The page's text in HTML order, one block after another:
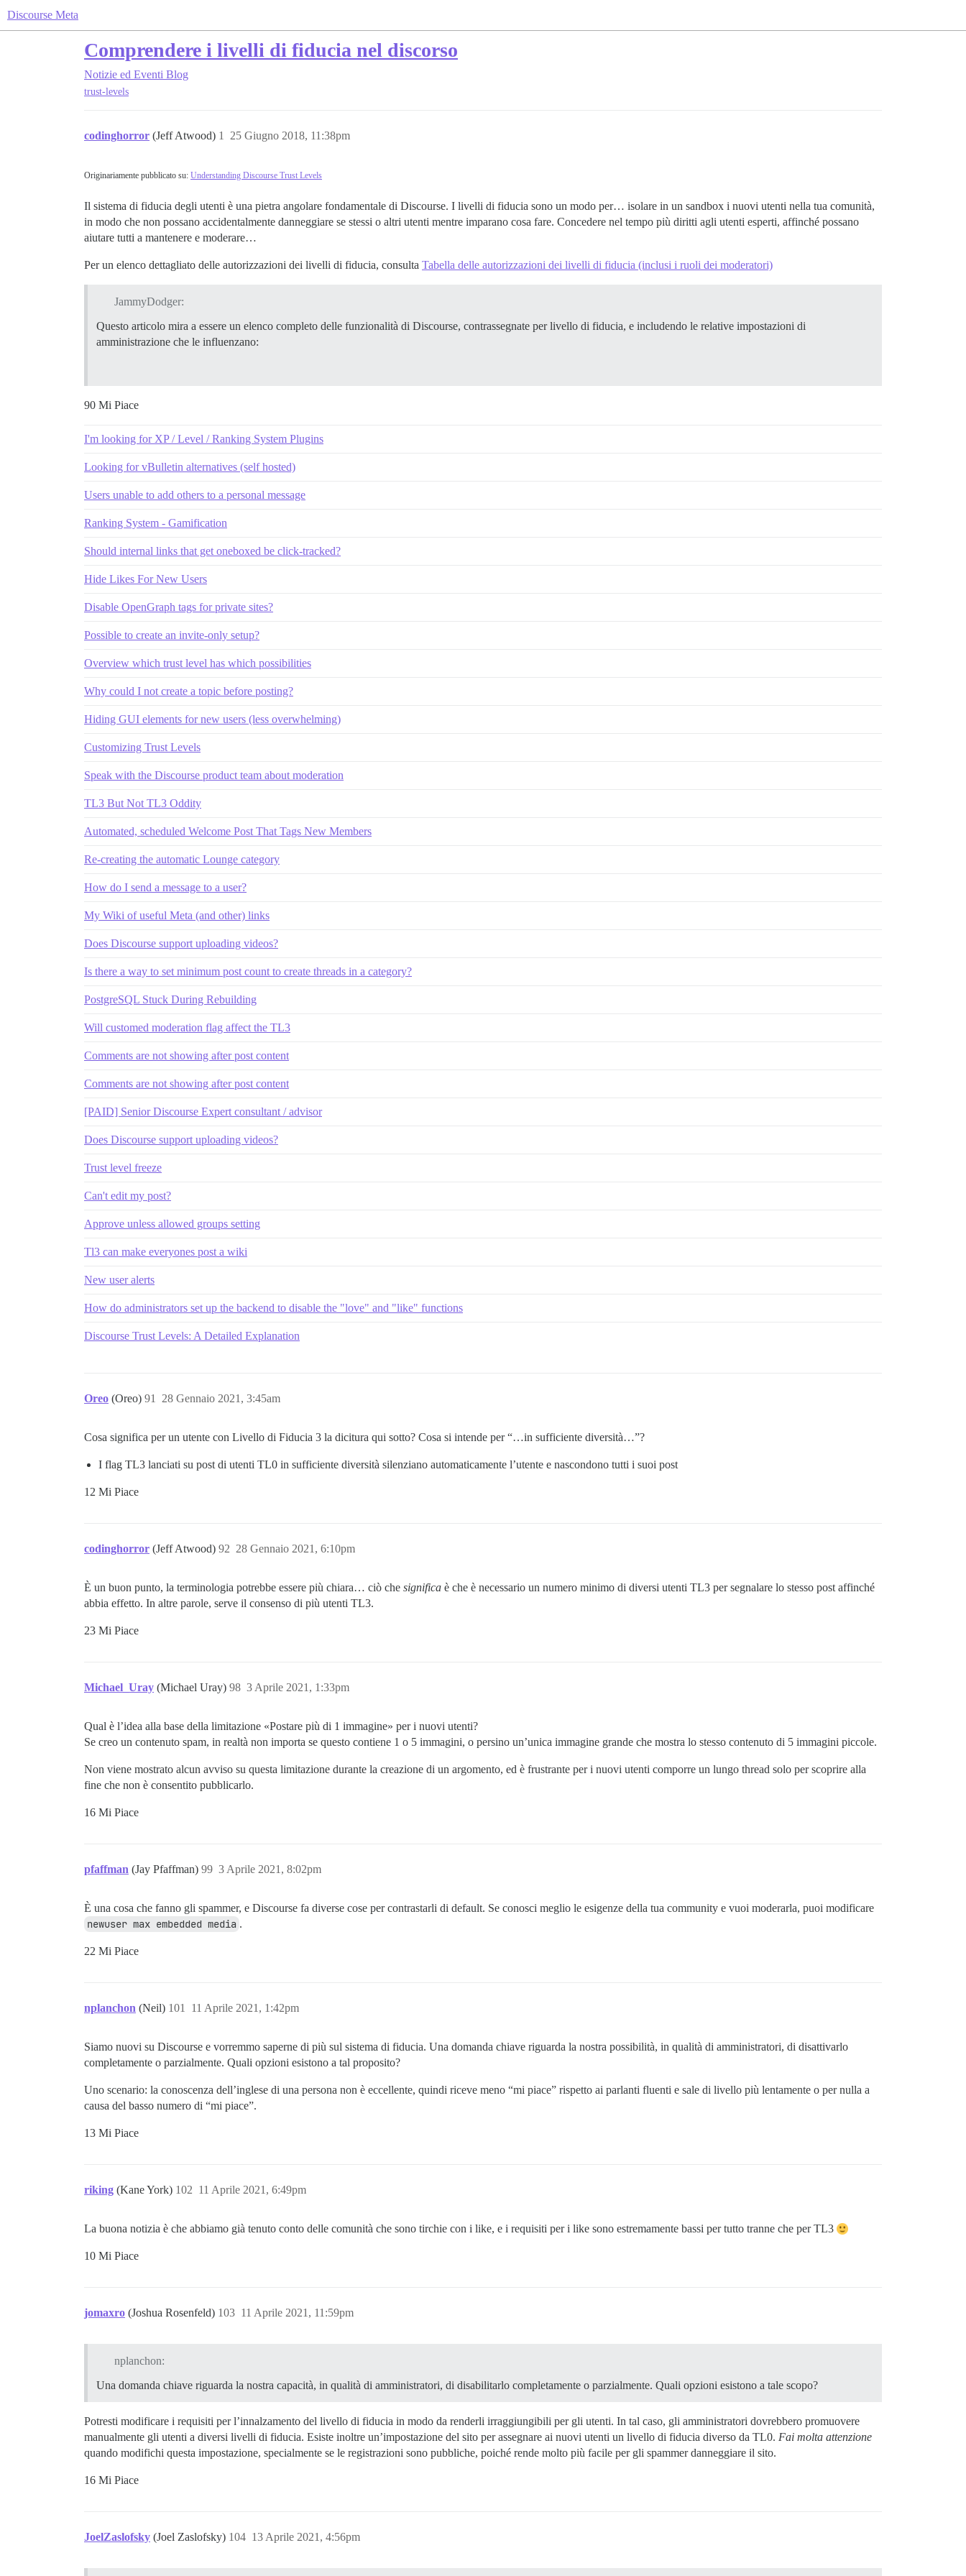
Discourse Meta
Comprendere i livelli di fiducia nel discorso
Notizie ed Eventi Blog
trust-levels
codinghorror (Jeff Atwood) 25 Giugno 2018, 11:38pm
1
Originariamente pubblicato su: Understanding Discourse Trust Levels
Il sistema di fiducia degli utenti è una pietra angolare fondamentale di Discourse. I livelli di fiducia sono un modo per… isolare in un sandbox i nuovi utenti nella tua comunità,
in modo che non possano accidentalmente danneggiare se stessi o altri utenti mentre imparano cosa fare. Concedere nel tempo più diritti agli utenti esperti, affinché possano
aiutare tutti a mantenere e moderare…
Per un elenco dettagliato delle autorizzazioni dei livelli di fiducia, consulta Tabella delle autorizzazioni dei livelli di fiducia (inclusi i ruoli dei moderatori)
JammyDodger:
Questo articolo mira a essere un elenco completo delle funzionalità di Discourse, contrassegnate per livello di fiducia, e includendo le relative impostazioni di
amministrazione che le influenzano:
90 Mi Piace
I'm looking for XP / Level / Ranking System Plugins
Looking for vBulletin alternatives (self hosted)
Users unable to add others to a personal message
Ranking System - Gamification
Should internal links that get oneboxed be click-tracked?
Hide Likes For New Users
Disable OpenGraph tags for private sites?
Possible to create an invite-only setup?
Overview which trust level has which possibilities
Why could I not create a topic before posting?
Hiding GUI elements for new users (less overwhelming)
Customizing Trust Levels
Speak with the Discourse product team about moderation
TL3 But Not TL3 Oddity
Automated, scheduled Welcome Post That Tags New Members
Re-creating the automatic Lounge category
How do I send a message to a user?
My Wiki of useful Meta (and other) links
Does Discourse support uploading videos?
Is there a way to set minimum post count to create threads in a category?
PostgreSQL Stuck During Rebuilding
Will customed moderation flag affect the TL3
Comments are not showing after post content
Comments are not showing after post content
[PAID] Senior Discourse Expert consultant / advisor
Does Discourse support uploading videos?
Trust level freeze
Can't edit my post?
Approve unless allowed groups setting
Tl3 can make everyones post a wiki
New user alerts
How do administrators set up the backend to disable the "love" and "like" functions
Discourse Trust Levels: A Detailed Explanation
Oreo (Oreo) 28 Gennaio 2021, 3:45am
91
Cosa significa per un utente con Livello di Fiducia 3 la dicitura qui sotto? Cosa si intende per “…in sufficiente diversità…”?
I flag TL3 lanciati su post di utenti TL0 in sufficiente diversità silenziano automaticamente l’utente e nascondono tutti i suoi post
12 Mi Piace
codinghorror (Jeff Atwood) 28 Gennaio 2021, 6:10pm
92
È un buon punto, la terminologia potrebbe essere più chiara… ciò che significa è che è necessario un numero minimo di diversi utenti TL3 per segnalare lo stesso post affinché
abbia effetto. In altre parole, serve il consenso di più utenti TL3.
23 Mi Piace
Michael_Uray (Michael Uray) 3 Aprile 2021, 1:33pm
98
Qual è l’idea alla base della limitazione «Postare più di 1 immagine» per i nuovi utenti?
Se creo un contenuto spam, in realtà non importa se questo contiene 1 o 5 immagini, o persino un’unica immagine grande che mostra lo stesso contenuto di 5 immagini piccole.
Non viene mostrato alcun avviso su questa limitazione durante la creazione di un argomento, ed è frustrante per i nuovi utenti comporre un lungo thread solo per scoprire alla
fine che non è consentito pubblicarlo.
16 Mi Piace
pfaffman (Jay Pfaffman) 3 Aprile 2021, 8:02pm
99
È una cosa che fanno gli spammer, e Discourse fa diverse cose per contrastarli di default. Se conosci meglio le esigenze della tua community e vuoi moderarla, puoi modificare
newuser max embedded media .
22 Mi Piace
nplanchon (Neil) 11 Aprile 2021, 1:42pm
101
Siamo nuovi su Discourse e vorremmo saperne di più sul sistema di fiducia. Una domanda chiave riguarda la nostra possibilità, in qualità di amministratori, di disattivarlo
completamente o parzialmente. Quali opzioni esistono a tal proposito?
Uno scenario: la conoscenza dell’inglese di una persona non è eccellente, quindi riceve meno “mi piace” rispetto ai parlanti fluenti e sale di livello più lentamente o per nulla a
causa del basso numero di “mi piace”.
13 Mi Piace
riking (Kane York) 11 Aprile 2021, 6:49pm
102
La buona notizia è che abbiamo già tenuto conto delle comunità che sono tirchie con i like, e i requisiti per i like sono estremamente bassi per tutto tranne che per TL3
10 Mi Piace
jomaxro (Joshua Rosenfeld) 11 Aprile 2021, 11:59pm
103
nplanchon:
Una domanda chiave riguarda la nostra capacità, in qualità di amministratori, di disabilitarlo completamente o parzialmente. Quali opzioni esistono a tale scopo?
Potresti modificare i requisiti per l’innalzamento del livello di fiducia in modo da renderli irraggiungibili per gli utenti. In tal caso, gli amministratori dovrebbero promuovere
manualmente gli utenti a diversi livelli di fiducia. Esiste inoltre un’impostazione del sito per assegnare ai nuovi utenti un livello di fiducia diverso da TL0. Fai molta attenzione
quando modifichi questa impostazione, specialmente se le registrazioni sono pubbliche, poiché rende molto più facile per gli spammer danneggiare il sito.
16 Mi Piace
JoelZaslofsky (Joel Zaslofsky) 13 Aprile 2021, 4:56pm
104